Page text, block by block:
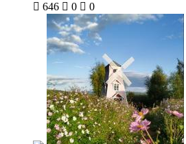
 646  0  0